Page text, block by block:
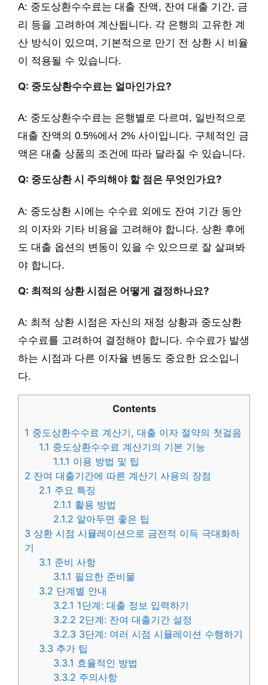
A: 중도상환수수료는 대출 잔액, 잔여 대출 기간, 금
리 등을 고려하여 계산됩니다. 각 은행의 고유한 계
산 방식이 있으며, 기본적으로 만기 전 상환 시 비율
이 적용될 수 있습니다.
Q: 중도상환수수료는 얼마인가요?
A: 중도상환수수료는 은행별로 다르며, 일반적으로
대출 잔액의 0.5%에서 2% 사이입니다. 구체적인 금
액은 대출 상품의 조건에 따라 달라질 수 있습니다.
Q: 중도상환 시 주의해야 할 점은 무엇인가요?
A: 중도상환 시에는 수수료 외에도 잔여 기간 동안
의 이자와 기타 비용을 고려해야 합니다. 상환 후에
도 대출 옵션의 변동이 있을 수 있으므로 잘 살펴봐
야 합니다.
Q: 최적의 상환 시점은 어떻게 결정하나요?
A: 최적 상환 시점은 자신의 재정 상황과 중도상환
수수료를 고려하여 결정해야 합니다. 수수료가 발생
하는 시점과 다른 이자율 변동도 중요한 요소입니
다.
Contents
1 중도상환수수료 계산기, 대출 이자 절약의 첫걸음
1.1 중도상환수수료 계산기의 기본 기능
1.1.1 이용 방법 및 팁
2 잔여 대출기간에 따른 계산기 사용의 장점
2.1 주요 특징
2.1.1 활용 방법
2.1.2 알아두면 좋은 팁
3 상환 시점 시뮬레이션으로 금전적 이득 극대화하
기
3.1 준비 사항
3.1.1 필요한 준비물
3.2 단계별 안내
3.2.1 1단계: 대출 정보 입력하기
3.2.2 2단계: 잔여 대출기간 설정
3.2.3 3단계: 여러 시점 시뮬레이션 수행하기
3.3 추가 팁
3.3.1 효율적인 방법
3.3.2 주의사항